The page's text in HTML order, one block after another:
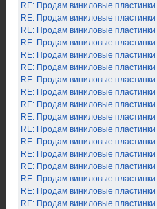
RE: Продам виниловые пластинки
RE: Продам виниловые пластинки
RE: Продам виниловые пластинки
RE: Продам виниловые пластинки
RE: Продам виниловые пластинки
RE: Продам виниловые пластинки
RE: Продам виниловые пластинки
RE: Продам виниловые пластинки
RE: Продам виниловые пластинки
RE: Продам виниловые пластинки
RE: Продам виниловые пластинки
RE: Продам виниловые пластинки
RE: Продам виниловые пластинки
RE: Продам виниловые пластинки
RE: Продам виниловые пластинки
RE: Продам виниловые пластинки
RE: Продам виниловые пластинки